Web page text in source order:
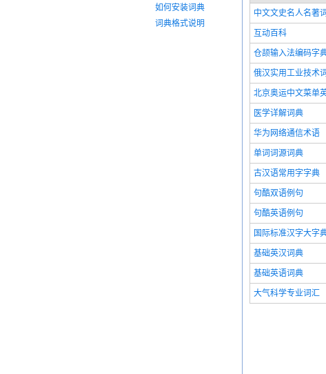
如何安装词典
词典格式说明
中文文史名人名著
互动百科
仓颉输入法编码字
俄汉实用工业技术
北京奥运中文菜单
医学详解词典
华为网络通信术语
单词词源词典
古汉语常用字字典
句酷双语例句
句酷英语例句
国际标准汉字大字
基础英汉词典
基础英语词典
大气科学专业词汇